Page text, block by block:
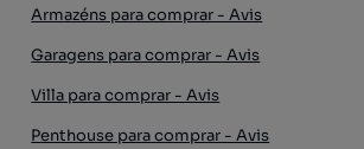
Armazéns para comprar - Avis
Garagens para comprar - Avis
Villa para comprar - Avis
Penthouse para comprar - Avis